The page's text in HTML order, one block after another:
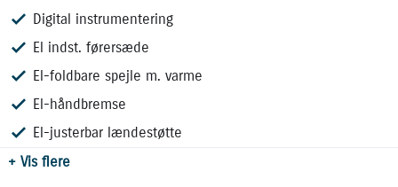
✅ Apple CarPlay / Android Auto
✅ Bakkamera + 360 graders visning
✅ Adaptiv Fartpilot
✅ Glastag
✅ JBL Lydsystem
✅ Køl i forsæder
✅ EL- føresæde med lændestøtte
Digital instrumentering
El indst. førersæde
El-foldbare spejle m. varme
El-håndbremse
El-justerbar lændestøtte
+ Vis flere